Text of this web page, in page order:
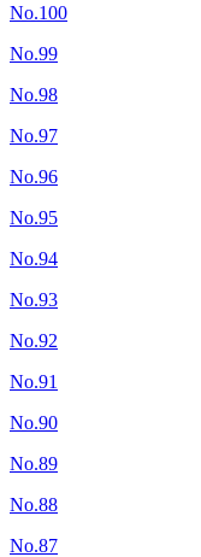
No.100
No.99
No.98
No.97
No.96
No.95
No.94
No.93
No.92
No.91
No.90
No.89
No.88
No.87